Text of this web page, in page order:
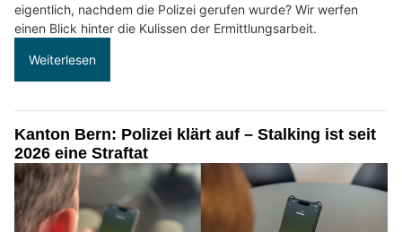
eigentlich, nachdem die Polizei gerufen wurde? Wir werfen
einen Blick hinter die Kulissen der Ermittlungsarbeit.
Weiterlesen
Kanton Bern: Polizei klärt auf – Stalking ist seit
2026 eine Straftat